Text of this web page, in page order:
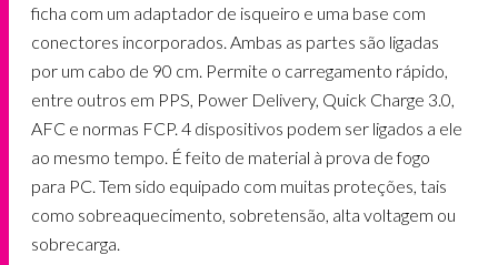
ficha com um adaptador de isqueiro e uma base com
conectores incorporados. Ambas as partes são ligadas
por um cabo de 90 cm. Permite o carregamento rápido,
entre outros em PPS, Power Delivery, Quick Charge 3.0,
AFC e normas FCP. 4 dispositivos podem ser ligados a ele
ao mesmo tempo. É feito de material à prova de fogo
para PC. Tem sido equipado com muitas proteções, tais
como sobreaquecimento, sobretensão, alta voltagem ou
sobrecarga.